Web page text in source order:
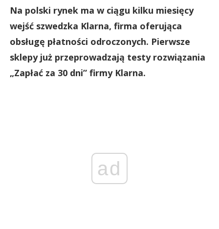
Na polski rynek ma w ciągu kilku miesięcy
wejść szwedzka Klarna, firma oferująca
obsługę płatności odroczonych. Pierwsze
sklepy już przeprowadzają testy rozwiązania
„Zapłać za 30 dni” firmy Klarna.
ad